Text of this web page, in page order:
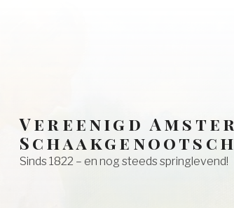
Vereenigd
Sinds 1822 – en nog steeds springlevend!